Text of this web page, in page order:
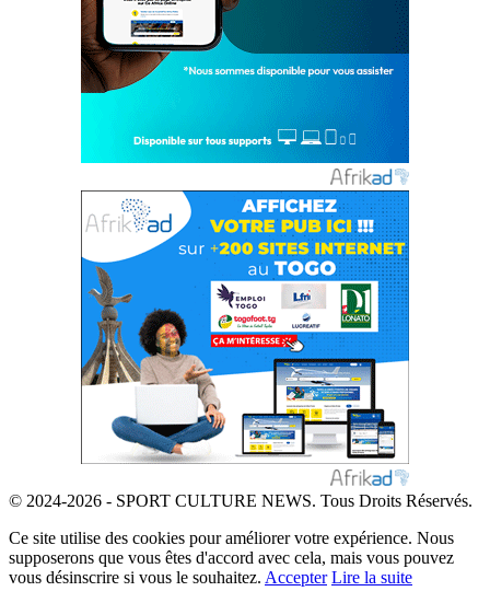
© 2024-2026 - SPORT CULTURE NEWS. Tous Droits Réservés.
Ce site utilise des cookies pour améliorer votre expérience. Nous
supposerons que vous êtes d'accord avec cela, mais vous pouvez
vous désinscrire si vous le souhaitez. Accepter Lire la suite